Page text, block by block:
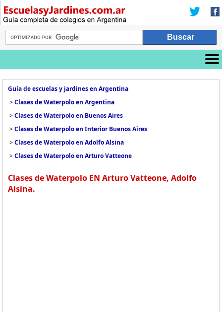
Guía de escuelas y jardines en Argentina
>Clases de Waterpolo en Argentina
>Clases de Waterpolo en Buenos Aires
>Clases de Waterpolo en Interior Buenos Aires
>Clases de Waterpolo en Adolfo Alsina
>Clases de Waterpolo en Arturo Vatteone
Clases de Waterpolo EN Arturo Vatteone, Adolfo
Alsina.